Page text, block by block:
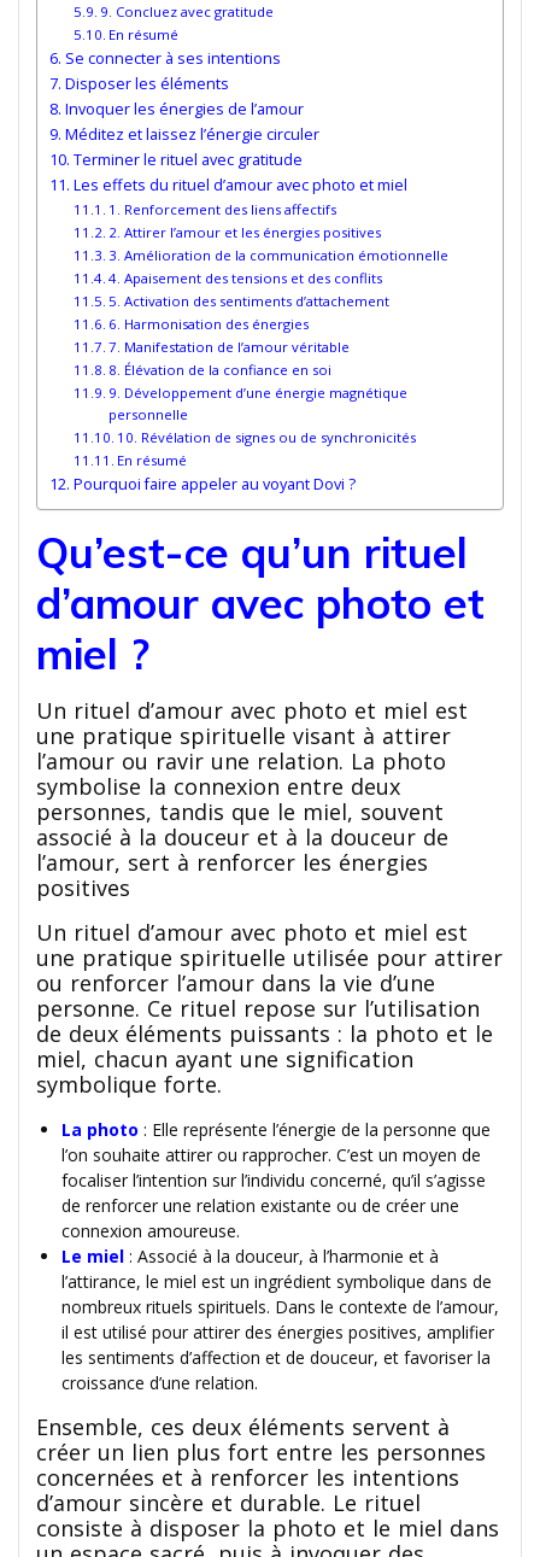
9. Concluez avec gratitude
En résumé
Se connecter à ses intentions
Disposer les éléments
Invoquer les énergies de l’amour
Méditez et laissez l’énergie circuler
Terminer le rituel avec gratitude
Les effets du rituel d’amour avec photo et miel
1. Renforcement des liens affectifs
2. Attirer l’amour et les énergies positives
3. Amélioration de la communication émotionnelle
4. Apaisement des tensions et des conflits
5. Activation des sentiments d’attachement
6. Harmonisation des énergies
7. Manifestation de l’amour véritable
8. Élévation de la confiance en soi
9. Développement d’une énergie magnétique
personnelle
10. Révélation de signes ou de synchronicités
En résumé
Pourquoi faire appeler au voyant Dovi ?
Qu’est-ce qu’un rituel
d’amour avec photo et
miel ?
Un rituel d’amour avec photo et miel est
une pratique spirituelle visant à attirer
l’amour ou ravir une relation. La photo
symbolise la connexion entre deux
personnes, tandis que le miel, souvent
associé à la douceur et à la douceur de
l’amour, sert à renforcer les énergies
positives
Un rituel d’amour avec photo et miel est
une pratique spirituelle utilisée pour attirer
ou renforcer l’amour dans la vie d’une
personne. Ce rituel repose sur l’utilisation
de deux éléments puissants : la photo et le
miel, chacun ayant une signification
symbolique forte.
La photo : Elle représente l’énergie de la personne que
l’on souhaite attirer ou rapprocher. C’est un moyen de
focaliser l’intention sur l’individu concerné, qu’il s’agisse
de renforcer une relation existante ou de créer une
connexion amoureuse.
Le miel : Associé à la douceur, à l’harmonie et à
l’attirance, le miel est un ingrédient symbolique dans de
nombreux rituels spirituels. Dans le contexte de l’amour,
il est utilisé pour attirer des énergies positives, amplifier
les sentiments d’affection et de douceur, et favoriser la
croissance d’une relation.
Ensemble, ces deux éléments servent à
créer un lien plus fort entre les personnes
concernées et à renforcer les intentions
d’amour sincère et durable. Le rituel
consiste à disposer la photo et le miel dans